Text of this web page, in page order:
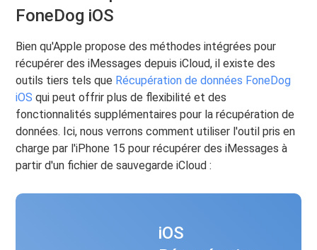
FoneDog iOS
Bien qu'Apple propose des méthodes intégrées pour
récupérer des iMessages depuis iCloud, il existe des
outils tiers tels que Récupération de données FoneDog
iOS qui peut offrir plus de flexibilité et des
fonctionnalités supplémentaires pour la récupération de
données. Ici, nous verrons comment utiliser l'outil pris en
charge par l'iPhone 15 pour récupérer des iMessages à
partir d'un fichier de sauvegarde iCloud :
iOS